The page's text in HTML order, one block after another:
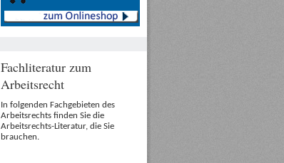
Fachliteratur zum
Arbeitsrecht
In folgenden Fachgebieten des
Arbeitsrechts finden Sie die
Arbeitsrechts-Literatur, die Sie
brauchen.